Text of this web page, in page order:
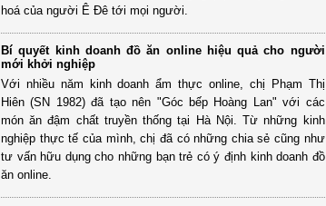
hoá của người Ê Đê tới mọi người.
Bí quyết kinh doanh đồ ăn online hiệu quả cho người
mới khởi nghiệp
Với nhiều năm kinh doanh ẩm thực online, chị Phạm Thị
Hiên (SN 1982) đã tạo nên "Góc bếp Hoàng Lan" với các
món ăn đậm chất truyền thống tại Hà Nội. Từ những kinh
nghiệp thực tế của mình, chị đã có những chia sẻ cũng như
tư vấn hữu dụng cho những bạn trẻ có ý định kinh doanh đồ
ăn online.